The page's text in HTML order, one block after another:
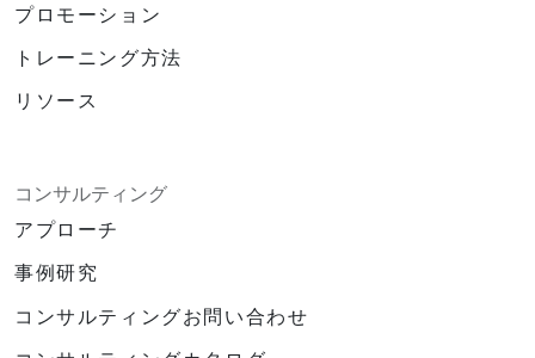
プロモーション
トレーニング方法
リソース
コンサルティング
アプローチ
事例研究
コンサルティングお問い合わせ